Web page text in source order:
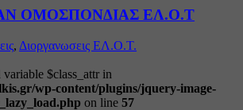
ΟΜΟΣΠΟΝΔΙΑΣ ΕΛ.Ο.Τ
, Διοργανωσεις ΕΛ.Ο.Τ.
$class_attr in
wp-content/plugins/jquery-image-
on line 57